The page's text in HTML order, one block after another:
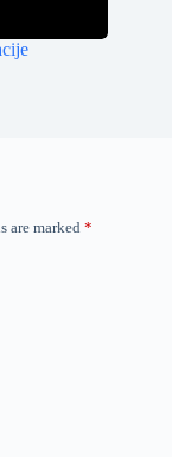
are marked *